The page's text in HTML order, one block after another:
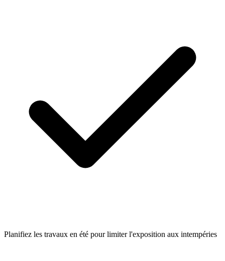
Planifiez les travaux en été pour limiter l'exposition aux intempéries